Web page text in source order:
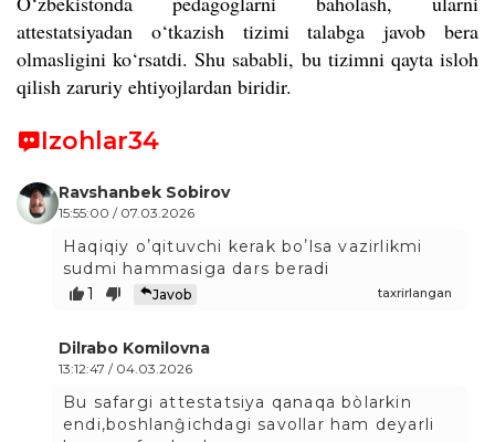
attestatsiyadan o‘tkazish tizimi talabga javob bera
olmasligini ko‘rsatdi. Shu sababli, bu tizimni qayta isloh
qilish zaruriy ehtiyojlardan biridir.
Izohlar34
Ravshanbek Sobirov
15:55:00 / 07.03.2026
Haqiqiy oʼqituvchi kerak boʼlsa vazirlikmi
sudmi hammasiga dars beradi
taxrirlangan
1 Javob
Dilrabo Komilovna
13:12:47 / 04.03.2026
Bu safargi attestatsiya qanaqa bòlarkin
endi,boshlanĝichdagi savollar ham deyarli